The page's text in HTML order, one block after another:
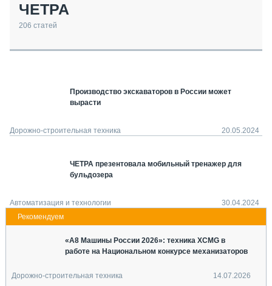
ТЕХНИКА КРУПНЫМ ПЛАНОМ
ИСПЫТАТЕЛИ
МЕРОПРИЯТИЯ
О ПРОЕКТЕ
ЧЕТРА
206 статей
Производство экскаваторов в России может
вырасти
Дорожно-строительная техника 20.05.2024
ЧЕТРА презентовала мобильный тренажер для
бульдозера
Автоматизация и технологии 30.04.2024
«А8 Машины России 2026»: техника XCMG в
работе на Национальном конкурсе механизаторов
Дорожно-строительная техника 14.07.2026